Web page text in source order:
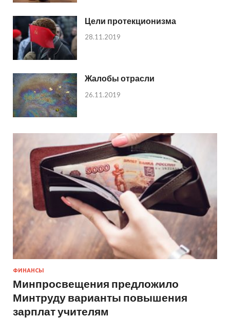
Цели протекционизма
28.11.2019
Жалобы отрасли
26.11.2019
ФИНАНСЫ
Минпросвещения предложило
Минтруду варианты повышения
зарплат учителям